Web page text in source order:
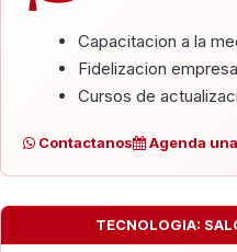
Capacitacion a la
Fidelizacion
Cursos de
Contactanos Agenda
TECNOLOGIA: